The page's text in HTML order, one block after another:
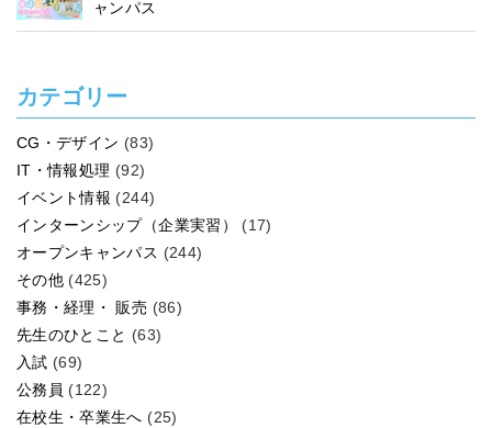
ャンパス
カテゴリー
CG・デザイン (83)
IT・情報処理 (92)
イベント情報 (244)
インターンシップ（企業実習）
(17)
オープンキャンパス (244)
その他 (425)
事務・経理・ 販売 (86)
先生のひとこと (63)
入試 (69)
公務員 (122)
在校生・卒業生へ (25)